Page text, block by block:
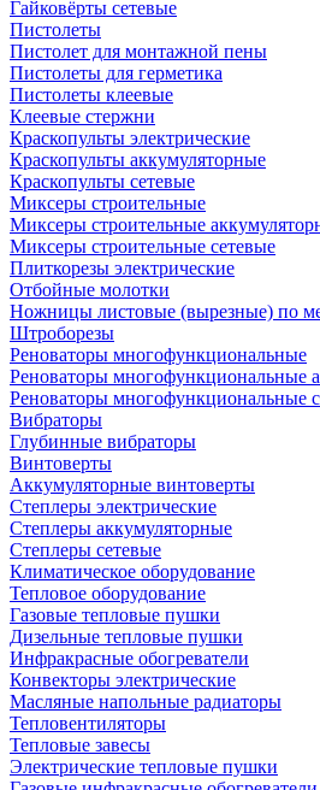
Гайковёрты сетевые
Пистолеты
Пистолет для монтажной пены
Пистолеты для герметика
Пистолеты клеевые
Клеевые стержни
Краскопульты электрические
Краскопульты аккумуляторные
Краскопульты сетевые
Миксеры строительные
Миксеры строительные
Миксеры строительные сетевые
Плиткорезы электрические
Отбойные молотки
Ножницы листовые (вырезные) по
Штроборезы
Реноваторы многофункциональные
Реноваторы многофункциональные
Реноваторы многофункциональные
Вибраторы
Глубинные вибраторы
Винтоверты
Аккумуляторные винтоверты
Степлеры электрические
Степлеры аккумуляторные
Степлеры сетевые
Климатическое оборудование
Тепловое оборудование
Газовые тепловые пушки
Дизельные тепловые пушки
Инфракрасные обогреватели
Конвекторы электрические
Масляные напольные радиаторы
Тепловентиляторы
Тепловые завесы
Электрические тепловые пушки